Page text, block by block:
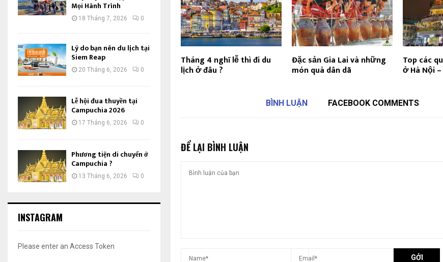
Tháng 4 nghĩ lễ thì đi du
lịch ở đâu ?
Đặc sản Gia Lai và những
món quà dân dã
Top các
ở Hà Nội –
BÌNH LUẬN FACEBOOK COMMENTS
ĐỂ LẠI BÌNH LUẬN
Mọi Hành Trình
18 Tháng 7, 2026 0
Lý do bạn nên du lịch tại
Siem Reap
20 Tháng 6, 2026 0
Lễ hội đua thuyền tại
Campuchia 2026
17 Tháng 6, 2026 0
Phương tiện di chuyển ở
Campuchia ?
13 Tháng 6, 2026 0
INSTAGRAM
Please enter an Access Token